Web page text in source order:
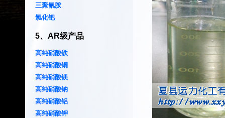
三聚氰胺
氯化钯
5 AR级产品
高纯硝酸铁
高纯硝酸铜
高纯硝酸镁
高纯硝酸钠
高纯硝酸铝
高纯硝酸钾